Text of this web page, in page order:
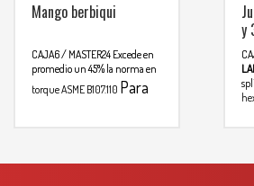
Mango berbiqui
CAJA6 / MASTER24 Excede en
promedio un 45% la norma en
torque ASME B107.110 Para
WHATSAPP3134392699
y